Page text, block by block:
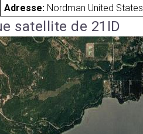
Adresse: Nordman United States
satellite de 21ID